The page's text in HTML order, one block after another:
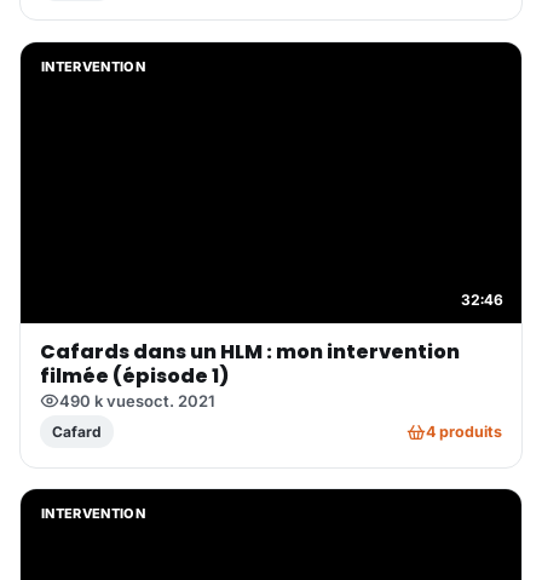
32:46
INTERVENTION
Cafards dans un HLM : mon intervention
filmée (épisode 1)
490 k vuesoct. 2021
Cafard 4 produits
INTERVENTION